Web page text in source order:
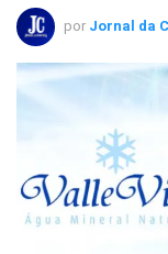
por Jornal da